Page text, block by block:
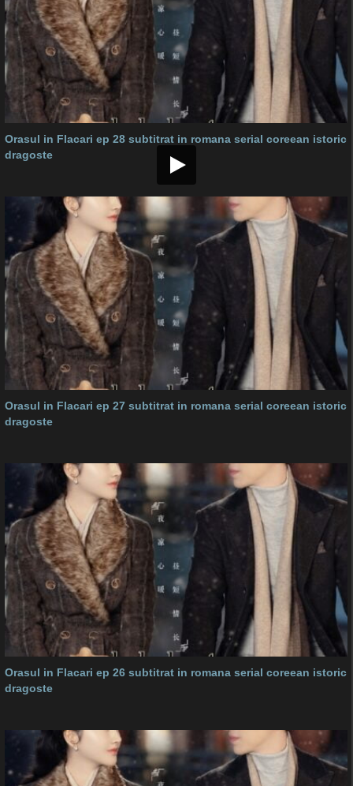
Orasul in Flacari ep 28 subtitrat in romana serial coreean istoric
dragoste
Orasul in Flacari ep 27 subtitrat in romana serial coreean istoric
dragoste
Orasul in Flacari ep 26 subtitrat in romana serial coreean istoric
dragoste